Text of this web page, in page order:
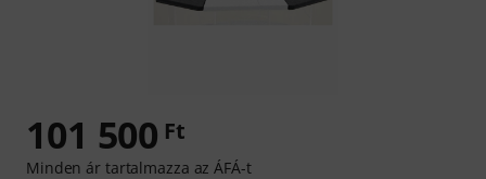
101 500 Ft
Minden ár tartalmazza az ÁFÁ-t